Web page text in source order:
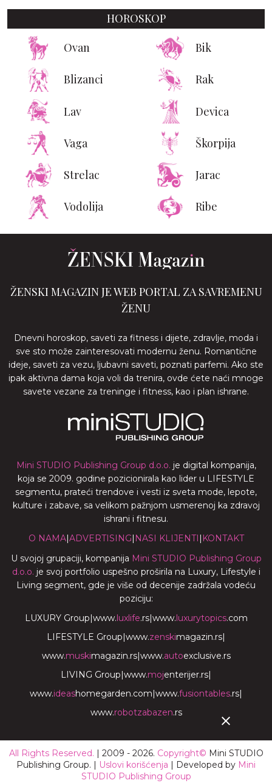
HOROSKOP
Ovan Bik
Blizanci Rak
Lav Devica
Vaga Škorpija
Strelac Jarac
Vodolija Ribe
ŽENSKI MAGAZIN JE WEB PORTAL ZA SAVREMENU
ŽENU
Dnevni horoskop, saveti za fitness i dijete, zdravlje, moda i
sve sto može zainteresovati modernu ženu. Romantične
ideje, saveti za vezu, ljubavni saveti, poznati parfemi. Ako ste
ipak aktivna dama koja voli da trenira, ovde ćete naći mnoge
savete vezane za treninge i fitness, kao i plan ishrane.
Mini STUDIO Publishing Group d.o.o. je digital kompanija,
koja se 2009. godine pozicionirala kao lider u LIFESTYLE
segmentu, prateći trendove i vesti iz sveta mode, lepote,
kulture i zabave, sa velikom pažnjom usmerenoj ka zdravoj
ishrani i fitnesu.
O NAMA|ADVERTISING| NASI KLIJENTI | KONTAKT
U svojoj grupaciji, kompanija Mini STUDIO Publishing Group
d.o.o. je svoj portfolio uspešno proširila na Luxury, Lifestyle i
Living segment, gde je više od decenije zadržala vodeću
poziciju:
LUXURY Group|www.luxlife.rs|www.luxurytopics.com
LIFESTYLE Group|www.zenskimagazin.rs|
www.muskimagazin.rs|www.autoexclusive.rs
LIVING Group|www.mojenterijer.rs|
www.ideashomegarden.com|www.fusiontables.rs|
www.robotzabazen.rs
All Rights Reserved. | 2009 - 2026. Copyright© Mini STUDIO
Publishing Group. | Uslovi korišćenja | Developed by Mini
STUDIO Publishing Group